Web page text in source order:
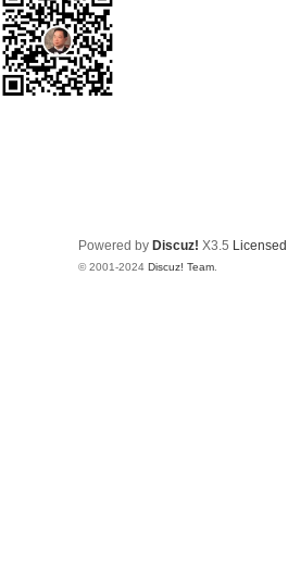
Powered by Discuz! X3.5 Licensed
© 2001-2024 Discuz! Team